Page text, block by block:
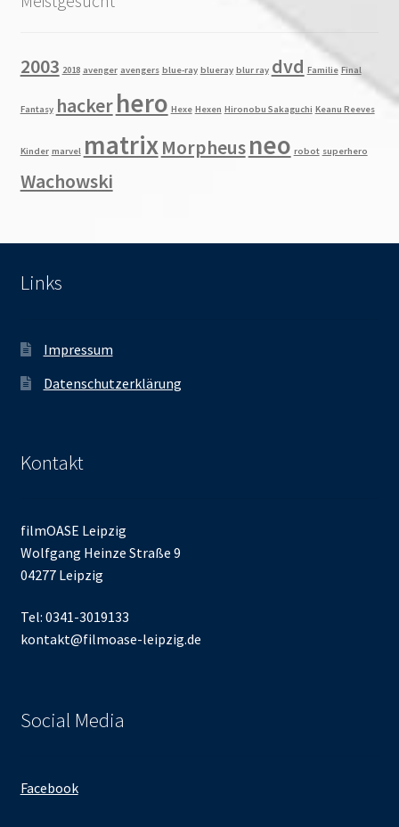
2003 2018 avenger avengers blue-ray blueray blur ray dvd Familie Final
Fantasy hackerhero Hexe Hexen Hironobu Sakaguchi Keanu Reeves
Kinder marvel matrixMorpheusneo robot superhero
Wachowski
Links
Impressum
Datenschutzerklärung
Kontakt
filmOASE Leipzig
Wolfgang Heinze Straße 9
04277 Leipzig
Tel: 0341-3019133
kontakt@filmoase-leipzig.de
Social Media
Facebook